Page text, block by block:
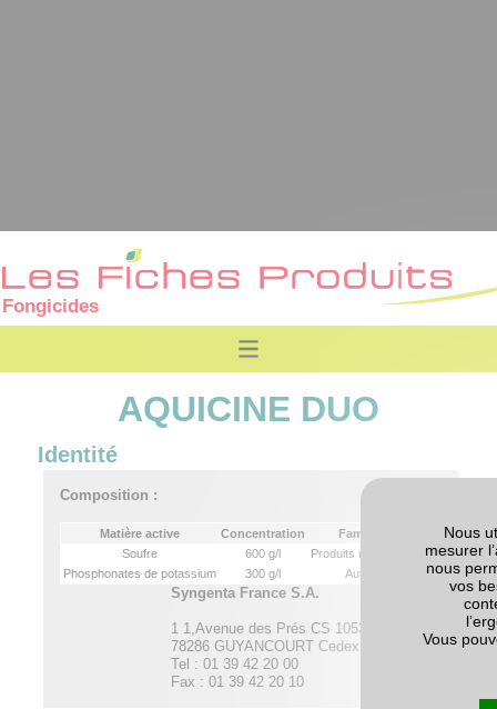
Fongicides
AQUICINE DUO
Identité
Composition :
Matière active Concentration
Famille
Soufre
600 g/l
Produits minéraux
Phosphonates de potassium
300 g/l Autre
Syngenta France S.A.
1 1,Avenue des Prés CS 10537
78286 GUYANCOURT Cedex
Tel : 01 39 42 20 00
Fax : 01 39 42 20 10
Nous
mesurer
nous
vos
Vous